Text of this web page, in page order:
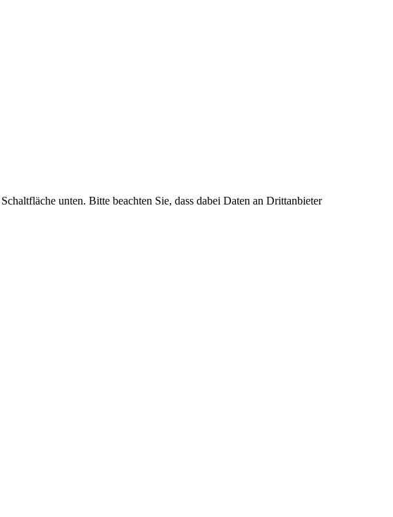
unten. Bitte beachten Sie, dass dabei Daten an Drittanbieter